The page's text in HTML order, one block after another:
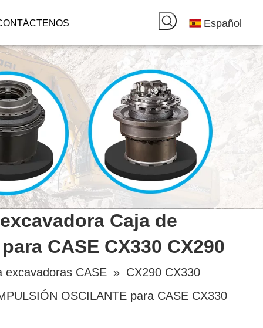
Español
Caja de
CASE CX330 CX290
excavadoras CASE » CX290 CX330
OSCILANTE para CASE CX330